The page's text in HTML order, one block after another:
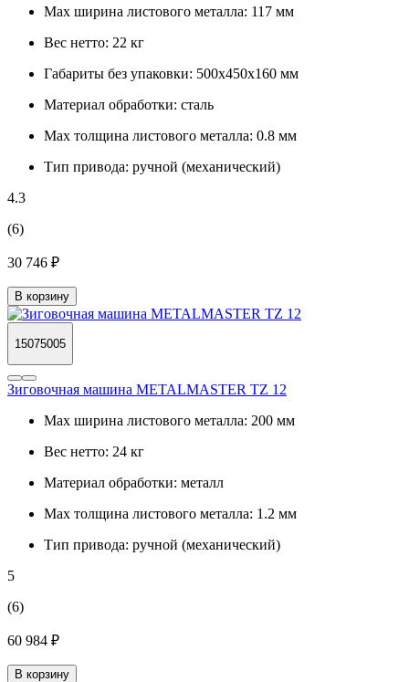
Max ширина листового металла: 117 мм
Вес нетто: 22 кг
Габариты без упаковки: 500х450х160 мм
Материал обработки: сталь
Max толщина листового металла: 0.8 мм
Тип привода: ручной (механический)
4.3
(6)
30 746 ₽
В корзину
15075005
Зиговочная машина METALMASTER TZ 12
Max ширина листового металла: 200 мм
Вес нетто: 24 кг
Материал обработки: металл
Max толщина листового металла: 1.2 мм
Тип привода: ручной (механический)
5
(6)
60 984 ₽
В корзину